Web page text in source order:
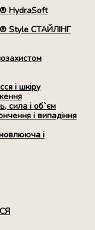
HydraSoft
Style СТАЙЛІНГ
і шкіру
сила і об`єм
і випадіння
і